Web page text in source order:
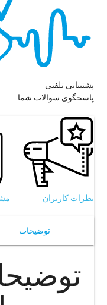
پشتیبانی تلفنی
پاسخگوی سوالات شما
نظرات کاربران
توضیحات